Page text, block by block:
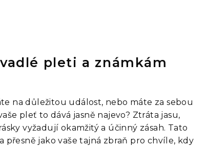
pleti a známkám
na důležitou událost, nebo máte za sebou
pleť to dává jasně najevo? Ztráta jasu,
vyžadují okamžitý a účinný zásah. Tato
přesně jako vaše tajná zbraň pro chvíle, kdy